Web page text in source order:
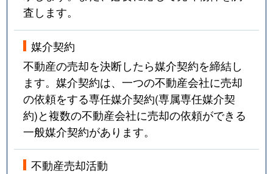
査します。
媒介契約
不動産の売却を決断したら媒介契約を締結し
ます。媒介契約は、一つの不動産会社に売却
の依頼をする専任媒介契約(専属専任媒介契
約)と複数の不動産会社に売却の依頼ができる
一般媒介契約があります。
不動産売却活動